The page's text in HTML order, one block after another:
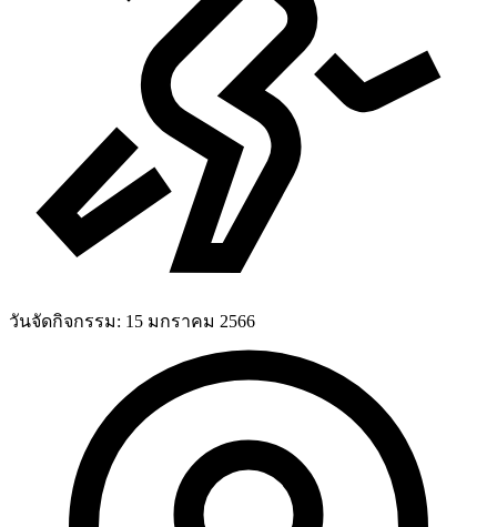
วันจัดกิจกรรม: 15 มกราคม 2566